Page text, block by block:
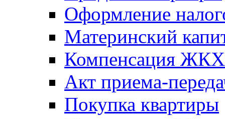
Оформление
Материнский
Компенсация ЖКХ
Акт приема-
Покупка квартиры